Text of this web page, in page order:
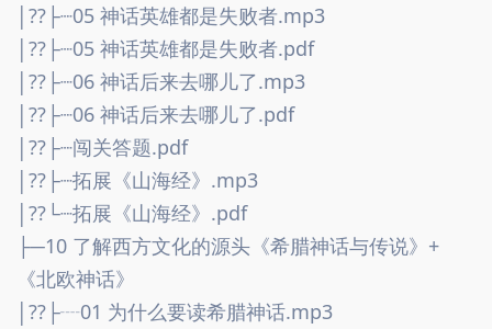
│??├┈05 神话英雄都是失败者.mp3
│??├┈05 神话英雄都是失败者.pdf
│??├┈06 神话后来去哪儿了.mp3
│??├┈06 神话后来去哪儿了.pdf
│??├┈闯关答题.pdf
│??├┈拓展《山海经》.mp3
│??└┈拓展《山海经》.pdf
├─10 了解西方文化的源头《希腊神话与传说》+
《北欧神话》
│??├┈01 为什么要读希腊神话.mp3